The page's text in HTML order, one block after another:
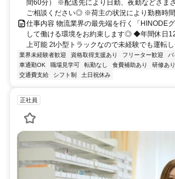
間60分） ※配送先により日勤、夜勤などさま
ご相談ください◎ ※荷主の状況により勤務時
仕事内容 物流業界の最先端を行く「HINODE
して働ける環境をお約束します◎ ◆年間休日
上可能 2t小型トラックなので未経験でも運転
業界未経験者歓迎 資格取得支援あり フリーター歓迎 バ
車通勤OK
職場見学可 転勤なし 食費補助あり 研修あり
交通費支給
シフト制 土日祝休み
正社員